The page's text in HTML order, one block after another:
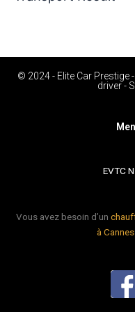
© 2024 - Elite Car Prestige
driver -
EVTC
Vous avez besoin d’un
à Cannes